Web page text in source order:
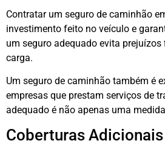
Contratar um seguro de caminhão
investimento feito no veículo e
um seguro adequado evita
carga.
Um seguro de caminhão também é
empresas que prestam serviços de
adequado é não apenas uma
Coberturas Adicionais